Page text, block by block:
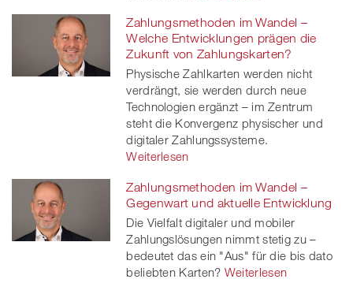
Zahlungsmethoden im Wandel –
Welche Entwicklungen prägen die
Zukunft von Zahlungskarten?
Physische Zahlkarten werden nicht
verdrängt, sie werden durch neue
Technologien ergänzt – im Zentrum
steht die Konvergenz physischer und
digitaler Zahlungssysteme.
Weiterlesen
Zahlungsmethoden im Wandel –
Gegenwart und aktuelle Entwicklung
Die Vielfalt digitaler und mobiler
Zahlungslösungen nimmt stetig zu –
bedeutet das ein "Aus" für die bis dato
beliebten Karten? Weiterlesen